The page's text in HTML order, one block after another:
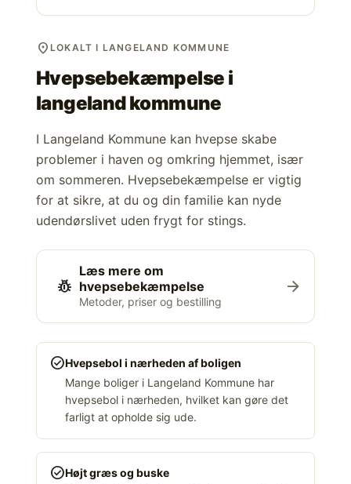
location_on LOKALT I LANGELAND KOMMUNE
Hvepsebekæmpelse i
langeland kommune
I Langeland Kommune kan hvepse skabe
problemer i haven og omkring hjemmet, især
om sommeren. Hvepsebekæmpelse er vigtig
for at sikre, at du og din familie kan nyde
udendørslivet uden frygt for stings.
pest_control
Læs mere om
hvepsebekæmpelse
Metoder, priser og bestilling
arrow_forward
check_circleHvepsebol i nærheden af boligen
Mange boliger i Langeland Kommune har
hvepsebol i nærheden, hvilket kan gøre det
farligt at opholde sig ude.
check_circleHøjt græs og buske